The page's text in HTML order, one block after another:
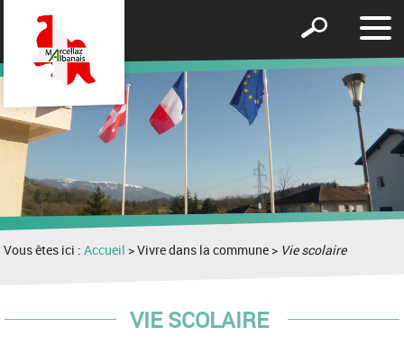
le
Afficher
formulaire
recherche
Vous êtes ici :Accueil > Vivre dans la commune > Vie scolaire
VIE SCOLAIRE